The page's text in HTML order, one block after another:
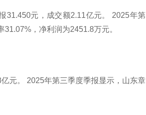
31.450元，成交额2.11亿元。 2025年第
，净利润为2451.8万元。
元。 2025年第三季度季报显示，山东章